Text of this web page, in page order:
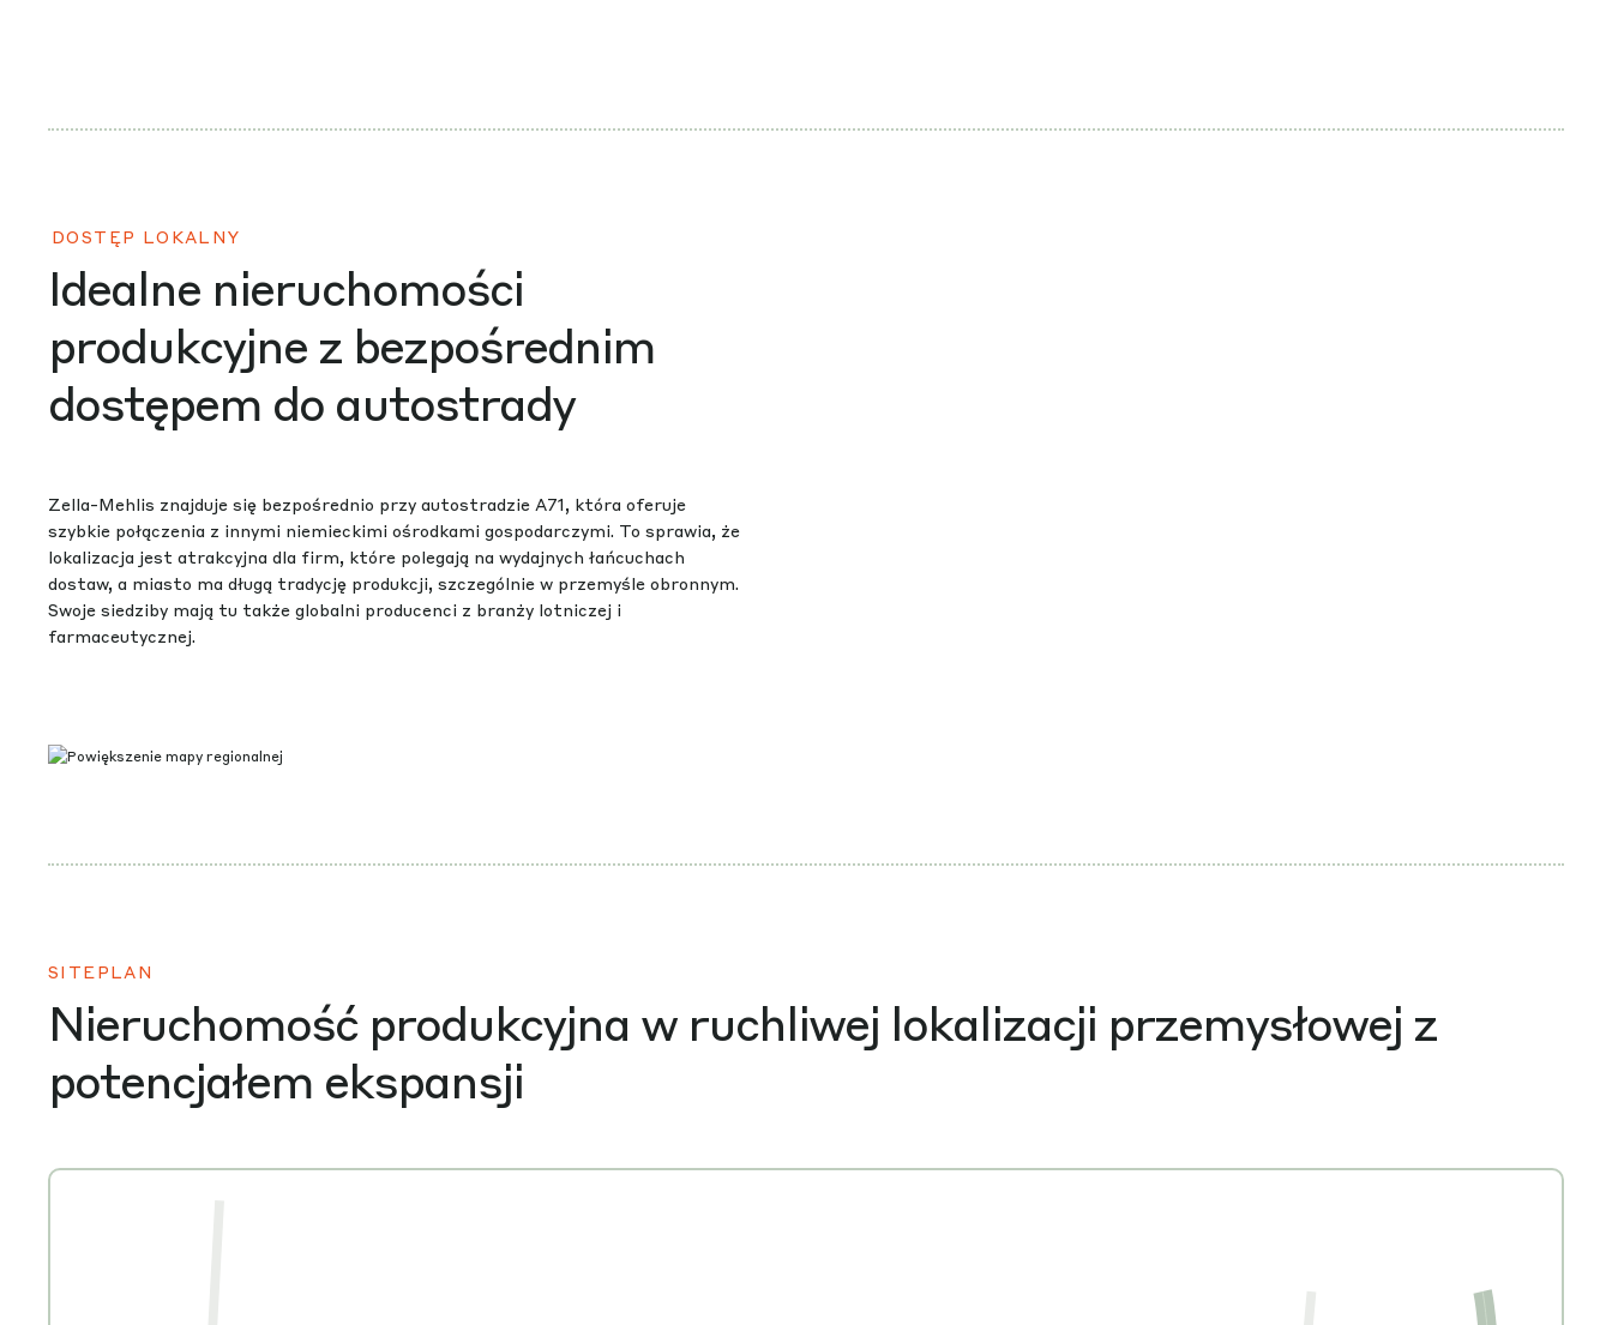
DOSTĘP LOKALNY
Idealne nieruchomości
produkcyjne z bezpośrednim
dostępem do autostrady
Zella-Mehlis znajduje się bezpośrednio przy autostradzie A71, która oferuje
szybkie połączenia z innymi niemieckimi ośrodkami gospodarczymi. To sprawia, że
lokalizacja jest atrakcyjna dla firm, które polegają na wydajnych łańcuchach
dostaw, a miasto ma długą tradycję produkcji, szczególnie w przemyśle obronnym.
Swoje siedziby mają tu także globalni producenci z branży lotniczej i
farmaceutycznej.
SITEPLAN
Nieruchomość produkcyjna w ruchliwej lokalizacji przemysłowej z
potencjałem ekspansji